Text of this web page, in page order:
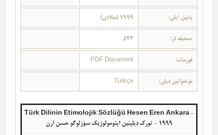
یایین ایلی: 1999 (میلادی)
صحیفه لر: 543
فورمات: PDF Document
مؤحتوانین دیلی: Türkçe
Türk Dilinin Etimolojik Sözlüğü Hesen Eren Ankara -
1999 - تورک دیلینین ایتومولوژیک سؤزلوگو حسن ارن